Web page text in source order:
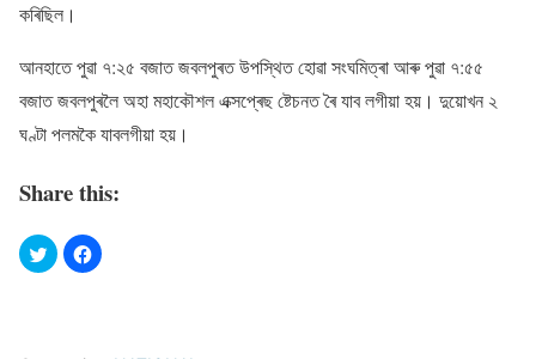
কৰিছিল।
আনহাতে পুৱা ৭:২৫ বজাত জবলপুৰত উপস্থিত হোৱা সংঘমিত্ৰা আৰু পুৱা ৭:৫৫
বজাত জবলপুৰলৈ অহা মহাকৌশল এক্সপ্ৰেছ ষ্টেচনত ৰৈ যাব লগীয়া হয়। দুয়োখন ২
ঘণ্টা পলমকৈ যাবলগীয়া হয়।
Share this: